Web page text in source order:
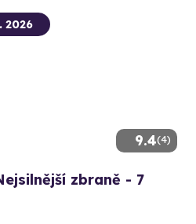
9.4(4)
2026
zbraně - 7